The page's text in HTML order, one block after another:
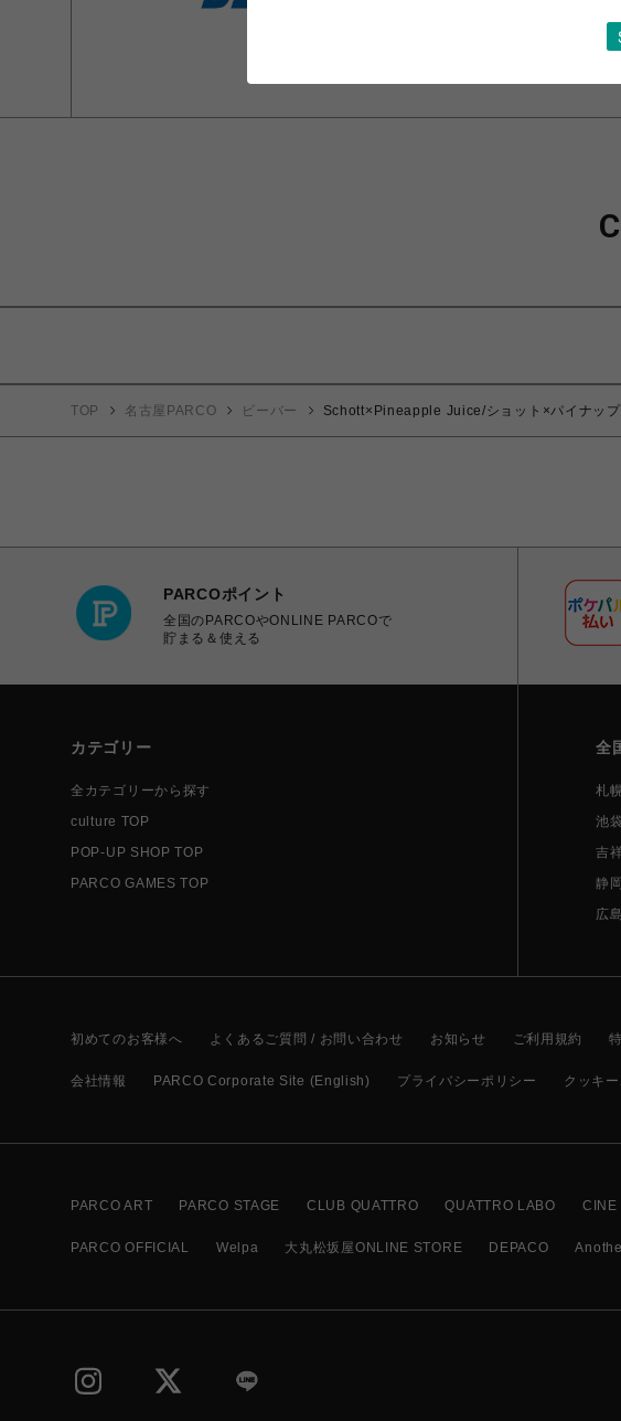
ショップお問い合
TOP 名古屋PARCO ビーバー Schott×Pineapple Juice/ショット×パイナッ
PARCOポイント
全国のPARCOやONLINE PARCOで
貯まる＆使える
カテゴリー
全カテゴリーから探す
culture TOP
POP-UP SHOP TOP
PARCO GAMES TOP
全
札
池
吉
静
広
初めてのお客様へ よくあるご質問 / お問い合わせ お知らせ ご利用規約
会社情報 PARCO Corporate Site (English) プライバシーポリシー クッキ
PARCO ART PARCO STAGE CLUB QUATTRO QUATTRO LABO CINE
PARCO OFFICIAL Welpa 大丸松坂屋ONLINE STORE DEPACO